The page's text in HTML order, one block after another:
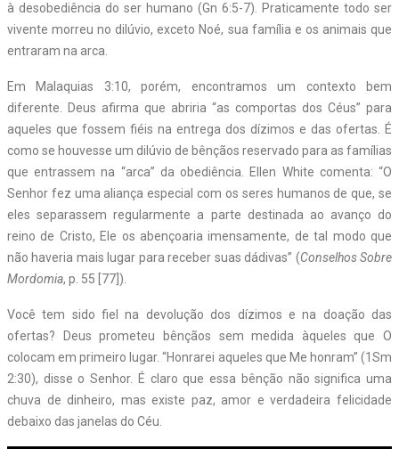
à desobediência do ser humano (Gn 6:5-7). Praticamente todo ser
vivente morreu no dilúvio, exceto Noé, sua família e os animais que
entraram na arca.
Em Malaquias 3:10, porém, encontramos um contexto bem
diferente. Deus afirma que abriria “as comportas dos Céus” para
aqueles que fossem fiéis na entrega dos dízimos e das ofertas. É
como se houvesse um dilúvio de bênçãos reservado para as famílias
que entrassem na “arca” da obediência. Ellen White comenta: “O
Senhor fez uma aliança especial com os seres humanos de que, se
eles separassem regularmente a parte destinada ao avanço do
reino de Cristo, Ele os abençoaria imensamente, de tal modo que
não haveria mais lugar para receber suas dádivas” (Conselhos Sobre
Mordomia, p. 55 [77]).
Você tem sido fiel na devolução dos dízimos e na doação das
ofertas? Deus prometeu bênçãos sem medida àqueles que O
colocam em primeiro lugar. “Honrarei aqueles que Me honram” (1Sm
2:30), disse o Senhor. É claro que essa bênção não significa uma
chuva de dinheiro, mas existe paz, amor e verdadeira felicidade
debaixo das janelas do Céu.